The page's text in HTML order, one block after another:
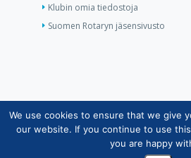
Klubin omia tiedostoja
Suomen Rotaryn jäsensivusto
Copyright © Suomen
Jäsentietojärjestelmän
käsittely
We use cookies to ensure that we give
our website. If you continue to use
you are happy